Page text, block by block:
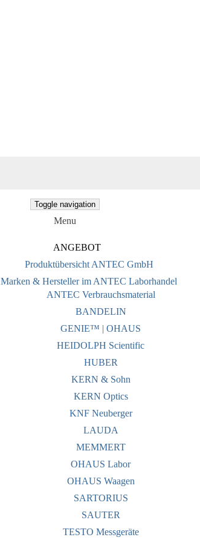
Toggle navigation
Menu
ANGEBOT
Produktübersicht ANTEC GmbH
Marken & Hersteller im ANTEC Laborhandel
ANTEC Verbrauchsmaterial
BANDELIN
GENIE™ | OHAUS
HEIDOLPH Scientific
HUBER
KERN & Sohn
KERN Optics
KNF Neuberger
LAUDA
MEMMERT
OHAUS Labor
OHAUS Waagen
SARTORIUS
SAUTER
TESTO Messgeräte